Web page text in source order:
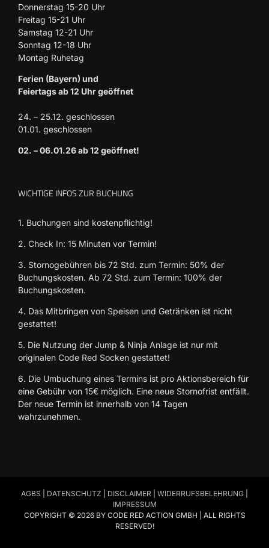
Donnerstag 15-20 Uhr
Freitag 15-21 Uhr
Samstag 12-21 Uhr
Sonntag 12-18 Uhr
Montag Ruhetag
Ferien (Bayern) und
Feiertags ab 12 Uhr geöffnet
24. – 25.12. geschlossen
01.01. geschlossen
02. – 06.01.26 ab 12 geöffnet!
WICHTIGE INFOS ZUR BUCHUNG
1. Buchungen sind kostenpflichtig!
2. Check In: 15 Minuten vor Termin!
3. Stornogebühren bis 72 Std. zum Termin: 50% der
Buchungskosten. Ab 72 Std. zum Termin: 100% der
Buchungskosten.
4. Das Mitbringen von Speisen und Getränken ist nicht
gestattet!
5. Die Nutzung der Jump & Ninja Anlage ist nur mit
originalen Code Red Socken gestattet!
6. Die Umbuchung eines Termins ist pro Aktionsbereich für
eine Gebühr von 15€ möglich. Eine neue Stornofrist entfällt.
Der neue Termin ist innerhalb von 14 Tagen
wahrzunehmen.
AGBS DATENSCHUTZ DISCLAIMER WIDERRUFSBELEHRUNG
IMPRESSUM
COPYRIGHT © 2026 BY CODE RED ACTION GMBH | ALL RIGHTS
RESERVED!